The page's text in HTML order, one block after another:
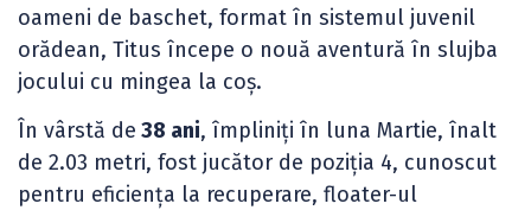
oameni de baschet, format în sistemul juvenil
orădean, Titus începe o nouă aventură în slujba
jocului cu mingea la coș.
În vârstă de 38 ani, împliniți în luna Martie, înalt
de 2.03 metri, fost jucător de poziția 4, cunoscut
pentru eficiența la recuperare, floater-ul